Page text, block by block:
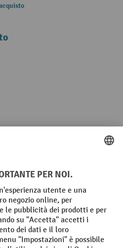
anticipato
dei dati Impronta
costsand possible delivery charges,